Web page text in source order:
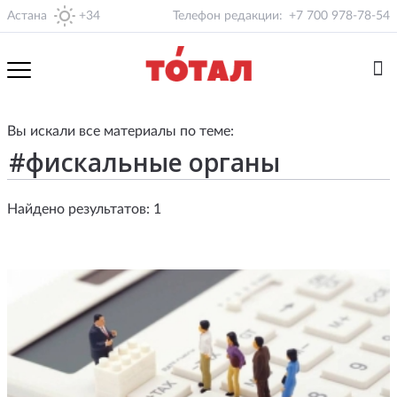
Астана +34 Телефон редакции: +7 700 978-78-54
Вы искали все материалы по теме:
Найдено результатов: 1